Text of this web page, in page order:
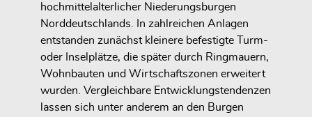
hochmittelalterlicher Niederungsburgen
Norddeutschlands. In zahlreichen Anlagen
entstanden zunächst kleinere befestigte Turm-
oder Inselplätze, die später durch Ringmauern,
Wohnbauten und Wirtschaftszonen erweitert
wurden. Vergleichbare Entwicklungstendenzen
lassen sich unter anderem an den Burgen